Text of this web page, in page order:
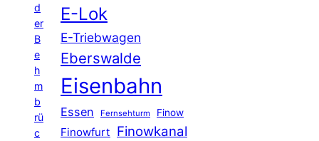
d
er
B
e
h
m
b
rü
c
E-Lok
E-Triebwagen
Eberswalde
Eisenbahn
Essen Fernsehturm Finow
Finowfurt Finowkanal